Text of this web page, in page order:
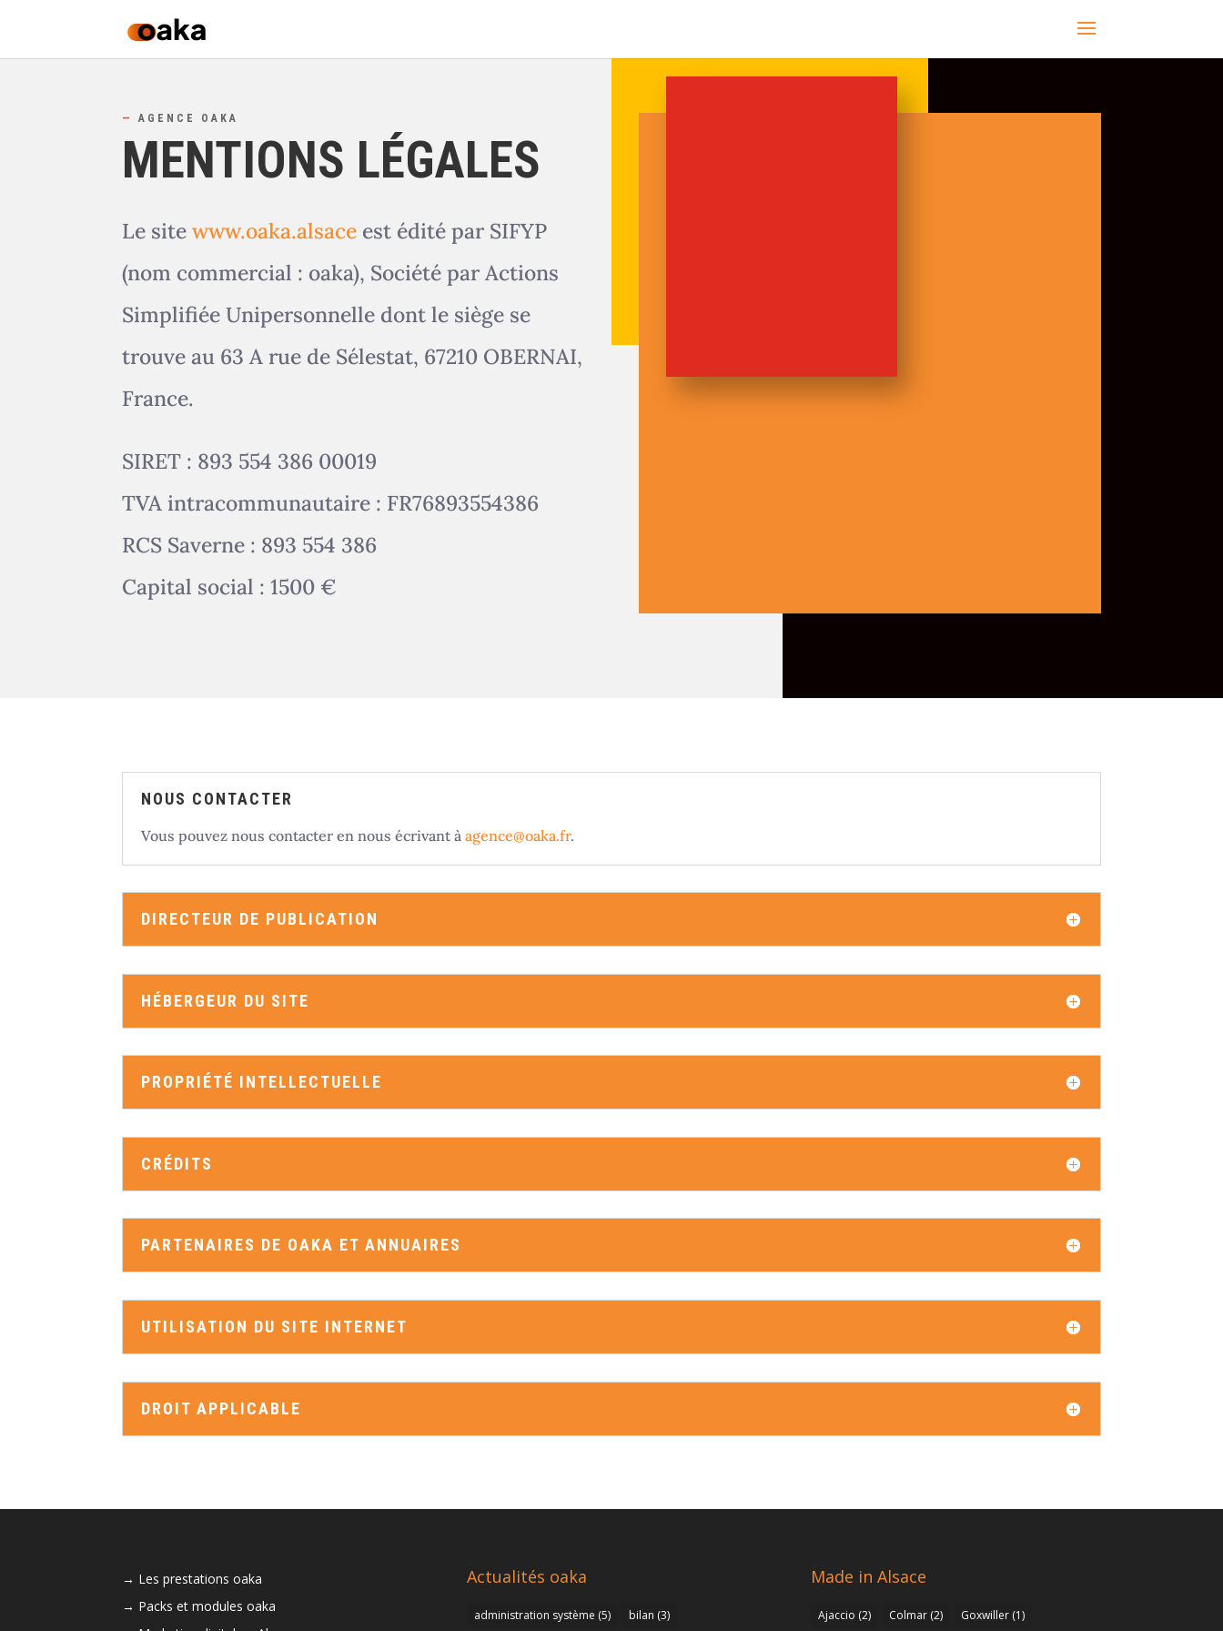
— AGENCE OAKA
MENTIONS LÉGALES
Le sitewww.oaka.alsace est édité par SIFYP
(nom commercial : oaka), Société par Actions
Simplifiée Unipersonnelle dont le siège se
trouve au 63 A rue de Sélestat, 67210 OBERNAI,
France.
SIRET : 893 554 386 00019
TVA intracommunautaire : FR76893554386
RCS Saverne : 893 554 386
Capital social : 1500 €
NOUS CONTACTER
Vous pouvez nous contacter en nous écrivant àagence@oaka.fr.
DIRECTEUR DE PUBLICATION
HÉBERGEUR DU SITE
PROPRIÉTÉ INTELLECTUELLE
CRÉDITS
PARTENAIRES DE OAKA ET ANNUAIRES
UTILISATION DU SITE INTERNET
DROIT APPLICABLE
Les prestations oaka
Packs et modules oaka
Actualités oaka
administration système (5) bilan (3)
Made in Alsace
Ajaccio (2) Colmar(2) Goxwiller(1)